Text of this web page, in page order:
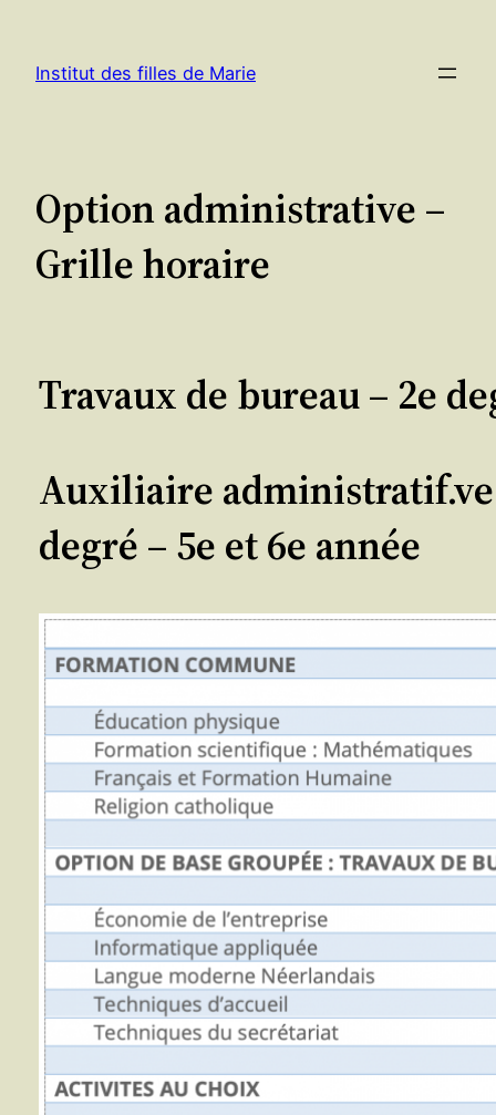
contenu
Institut des filles de Marie
Option administrative –
Grille horaire
Travaux de bureau – 2e
Auxiliaire administratif.ve
degré – 5e et 6e année